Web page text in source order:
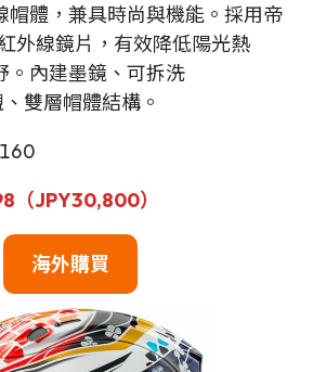
帽體，兼具時尚與機能。採用帝
外線鏡片，有效降低陽光熱
。內建墨鏡、可拆洗
雙層帽體結構。
（JPY30,800）
海外購買